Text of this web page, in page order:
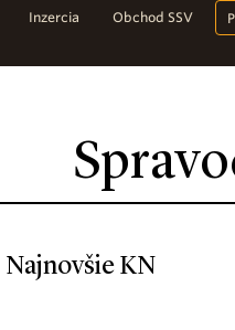
Inzercia Obchod SSV
Najnovšie KN